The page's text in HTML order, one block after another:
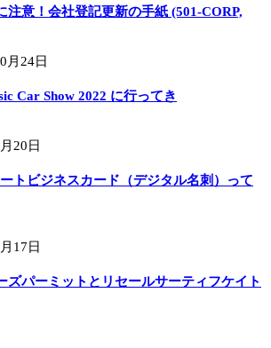
注意！会社登記更新の手紙 (501-CORP,
月24日
Car Show 2022 に行ってき
20日
トビジネスカード（デジタル名刺）って
17日
ズパーミットとリセールサーティフケイト